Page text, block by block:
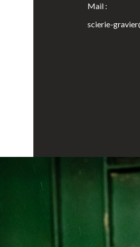
Mail :
scierie-